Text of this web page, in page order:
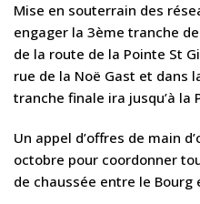
Mise en souterrain des
engager la 3ème tranche
de la route de la Pointe St
rue de la Noë Gast et dans
tranche finale ira jusqu’à la
Un appel d’offres de main
octobre pour coordonner
de chaussée entre le Bourg